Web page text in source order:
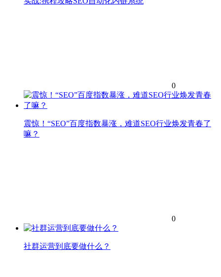
0
震惊！“SEO”百度指数暴涨，难道SEO行业焕发青春了
嘛？
0
社群运营到底要做什么？